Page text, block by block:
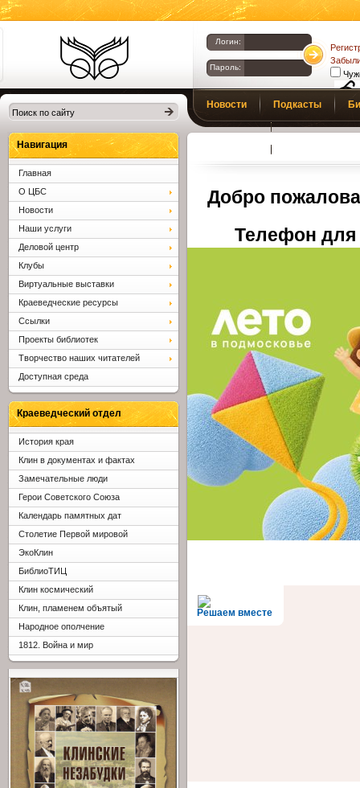
Библиотеки
Клина. Клинская
ЦБС.
Логин:
Пароль:
Новости Подкасты
Добро
Телефон для
Решаем вместе
Навигация
Главная
О ЦБС
Новости
Наши услуги
Деловой центр
Клубы
Виртуальные выставки
Краеведческие ресурсы
Ссылки
Проекты библиотек
Творчество наших читателей
Доступная среда
Краеведческий отдел
История края
Клин в документах и фактах
Замечательные люди
Герои Советского Союза
Календарь памятных дат
Столетие Первой мировой
ЭкоКлин
БиблиоТИЦ
Клин космический
Клин, пламенем объятый
Народное ополчение
1812. Война и мир